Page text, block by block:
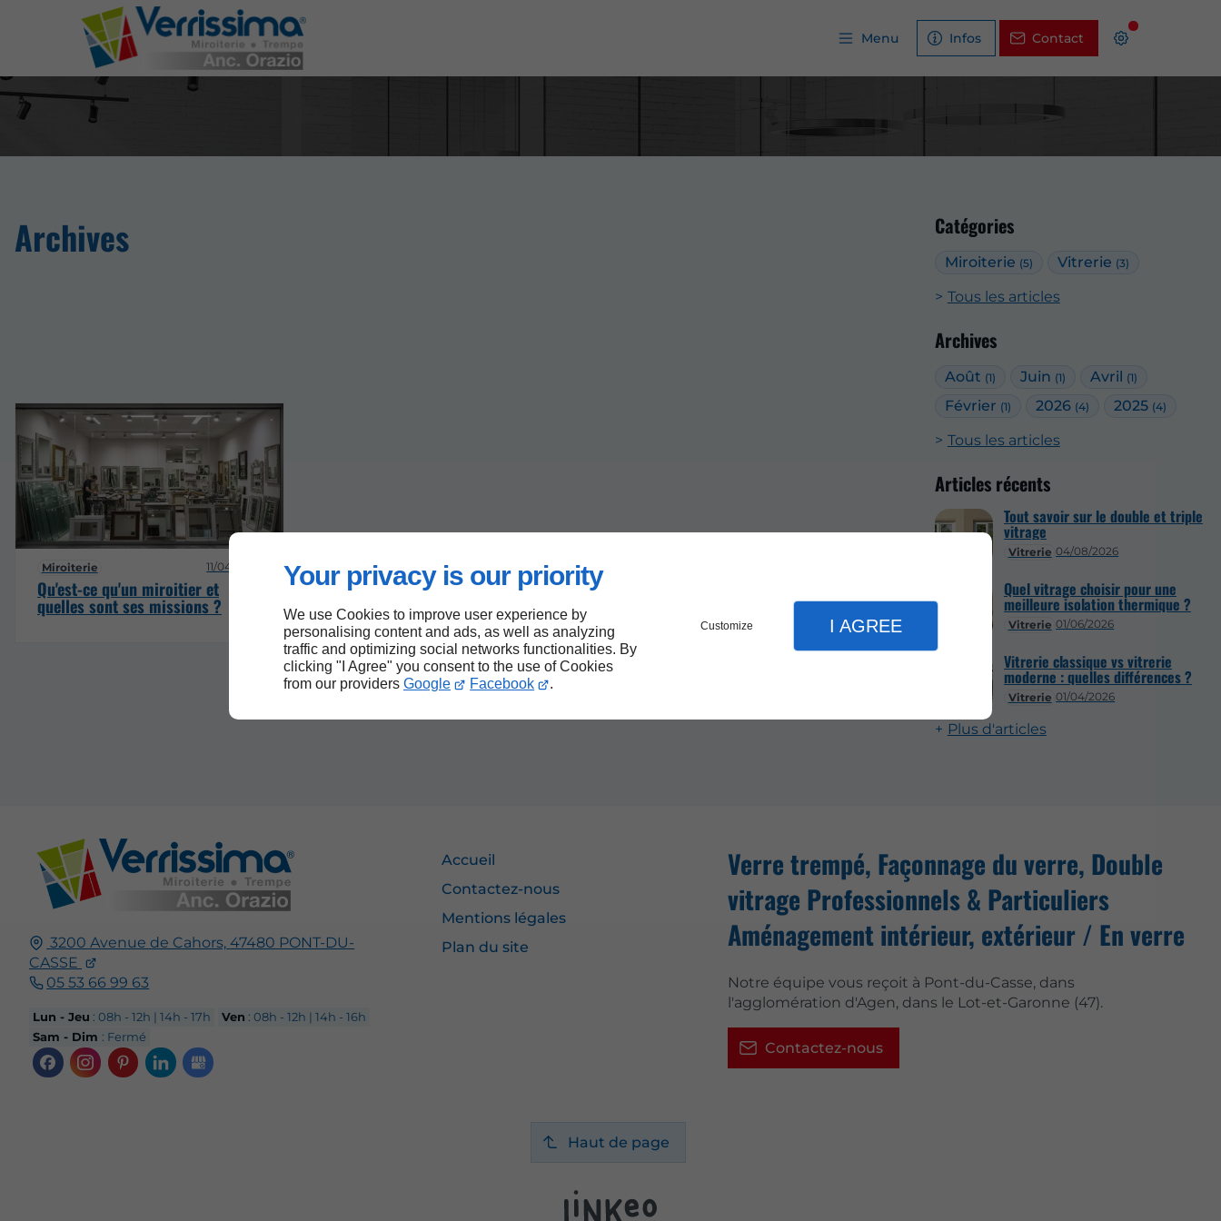
Your privacy is our priority
We use Cookies to improve user experience by
personalising content and ads, as well as analyzing
traffic and optimizing social networks functionalities. By
clicking "I Agree" you consent to the use of Cookies
from our providers Google Facebook .
Customize I AGREE
Menu Infos Contact
Catégories
Miroiterie (5) Vitrerie (3)
Tous les articles
Archives
Août (1) Juin (1) Avril (1)
Février (1) 2026 (4) 2025 (4)
Tous les articles
Articles récents
Vitrerie 04/08/2026
Tout savoir sur le double et triple
vitrage
Vitrerie 01/06/2026
Quel vitrage choisir pour une
meilleure isolation thermique ?
Vitrerie 01/04/2026
Vitrerie classique vs vitrerie
moderne : quelles différences ?
Plus d'articles
Archives
Miroiterie 11/04/2025
Qu'est-ce qu'un miroitier et
quelles sont ses missions ?
3200 Avenue de Cahors, 47480 PONT-DU-
CASSE
05 53 66 99 63
Lun - Jeu : 08h - 12h | 14h - 17h Ven : 08h - 12h | 14h - 16h
Sam - Dim : Fermé
Accueil
Contactez-nous
Mentions légales
Plan du site
Verre trempé, Façonnage du verre, Double
vitrage Professionnels & Particuliers
Aménagement intérieur, extérieur / En verre
Notre équipe vous reçoit à Pont-du-Casse, dans
l'agglomération d'Agen, dans le Lot-et-Garonne (47).
Contactez-nous
Haut de page